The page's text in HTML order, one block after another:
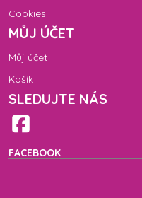
Cookies
MŮJ ÚČET
Můj účet
Košík
SLEDUJTE NÁS
FACEBOOK